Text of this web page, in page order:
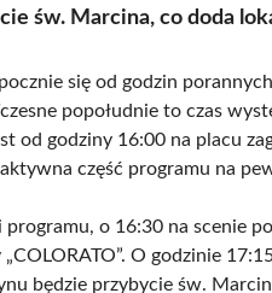
św. Marcina, co doda
się od godzin
popołudnie to czas
od godziny 16:00 na placu
część programu na
programu, o 16:30 na scenie
„COLORATO”. O godzinie
będzie przybycie św.